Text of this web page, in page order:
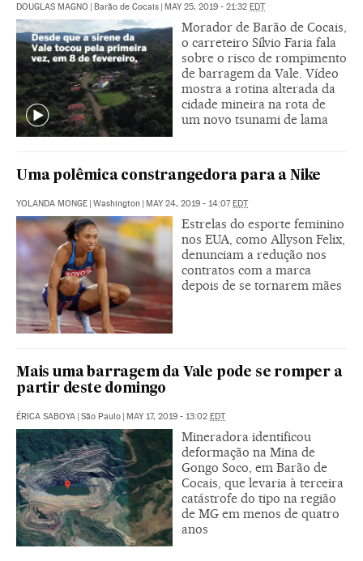
DOUGLAS MAGNO | Barão de Cocais | MAY 25, 2019 - 21:32 EDT
Morador de Barão de Cocais,
o carreteiro Sílvio Faria fala
sobre o risco de rompimento
de barragem da Vale. Vídeo
mostra a rotina alterada da
cidade mineira na rota de
um novo tsunami de lama
Uma polêmica constrangedora para a Nike
YOLANDA MONGE | Washington | MAY 24, 2019 - 14:07EDT
Estrelas do esporte feminino
nos EUA, como Allyson Felix,
denunciam a redução nos
contratos com a marca
depois de se tornarem mães
Mais uma barragem da Vale pode se romper a
partir deste domingo
ÉRICA SABOYA | São Paulo | MAY 17, 2019 - 13:02 EDT
Mineradora identificou
deformação na Mina de
Gongo Soco, em Barão de
Cocais, que levaria à terceira
catástrofe do tipo na região
de MG em menos de quatro
anos